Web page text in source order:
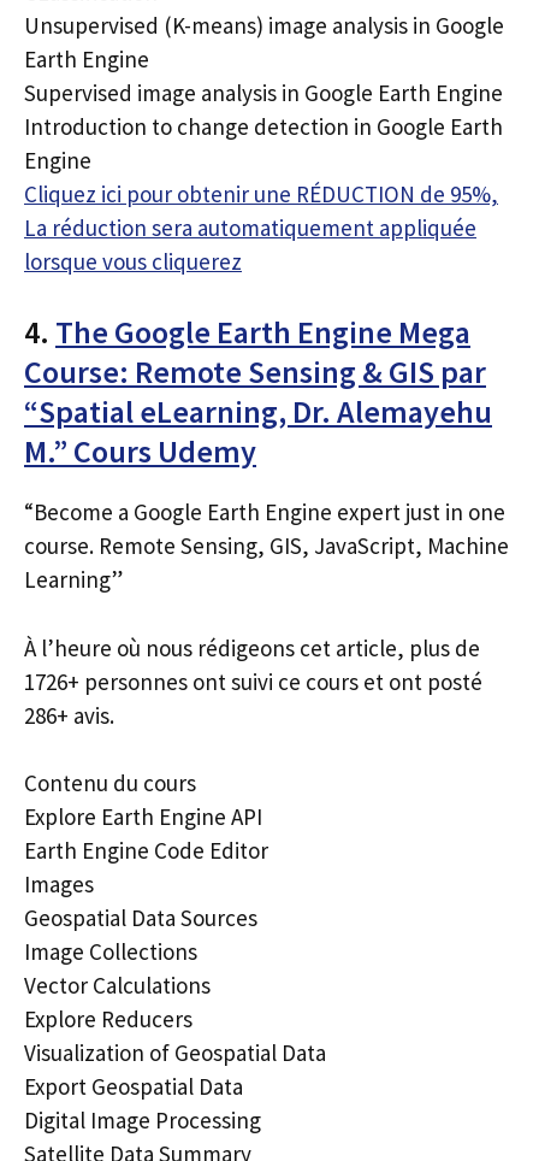
Unsupervised (K-means) image analysis in Google
Earth Engine
Supervised image analysis in Google Earth Engine
Introduction to change detection in Google Earth
Engine
Cliquez ici pour obtenir une RÉDUCTION de 95%,
La réduction sera automatiquement appliquée
lorsque vous cliquerez
4. The Google Earth Engine Mega
Course: Remote Sensing & GIS par
“Spatial eLearning, Dr. Alemayehu
M.” Cours Udemy
“Become a Google Earth Engine expert just in one
course. Remote Sensing, GIS, JavaScript, Machine
Learning”
À l’heure où nous rédigeons cet article, plus de
1726+ personnes ont suivi ce cours et ont posté
286+ avis.
Contenu du cours
Explore Earth Engine API
Earth Engine Code Editor
Images
Geospatial Data Sources
Image Collections
Vector Calculations
Explore Reducers
Visualization of Geospatial Data
Export Geospatial Data
Digital Image Processing
Satellite Data Summary